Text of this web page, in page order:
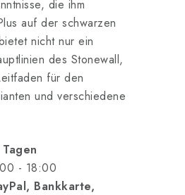
die ihm
auf der schwarzen
nicht nur ein
des Stonewall,
für den
und verschiedene
- 18:00
Bankkarte,